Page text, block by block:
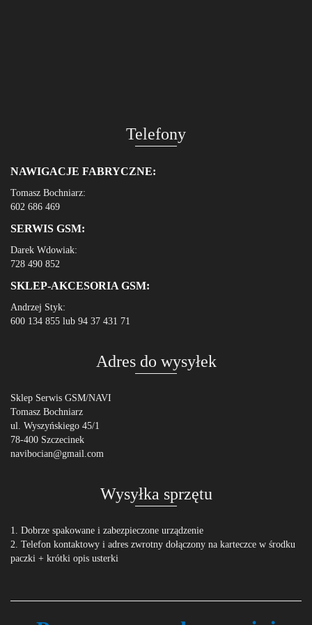
Telefony
NAWIGACJE FABRYCZNE:
Tomasz Bochniarz:
602 686 469
SERWIS GSM:
Darek Wdowiak:
728 490 852
SKLEP-AKCESORIA GSM:
Andrzej Styk:
600 134 855 lub 94 37 431 71
Adres do wysyłek
Sklep Serwis GSM/NAVI
Tomasz Bochniarz
ul. Wyszyńskiego 45/1
78-400 Szczecinek
navibocian@gmail.com
Wysyłka sprzętu
1. Dobrze spakowane i zabezpieczone urządzenie
2. Telefon kontaktowy i adres zwrotny dołączony na karteczce w środku
paczki + krótki opis usterki